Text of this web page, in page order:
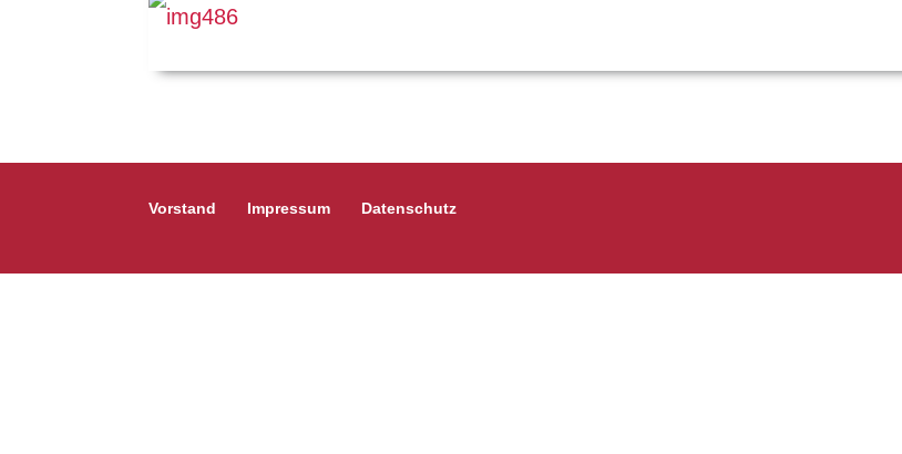
Vorstand Impressum Datenschutz